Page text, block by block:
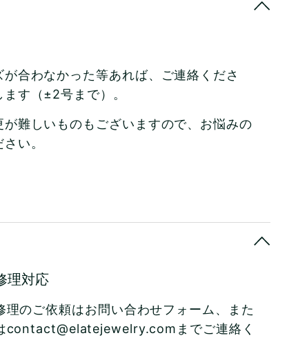
合わなかった等あれば、ご連絡くださ
す（±2号まで）。
難しいものもございますので、お悩みの
い。
理対応
理のご依頼はお問い合わせフォーム、また
contact@elatejewelry.comまでご連絡く